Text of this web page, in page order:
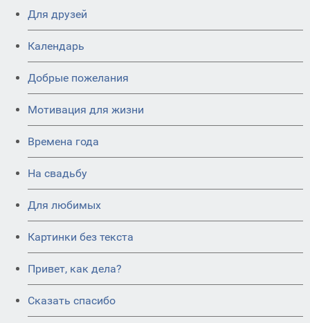
Для друзей
Календарь
Добрые пожелания
Мотивация для жизни
Времена года
На свадьбу
Для любимых
Картинки без текста
Привет, как дела?
Сказать спасибо